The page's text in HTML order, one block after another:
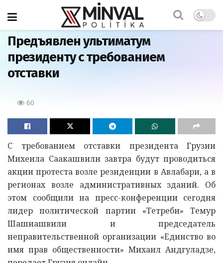
Главная
Предъявлен ультиматум
президенту с требованием
отставки
60
С требованием отставки президента Грузии
Михеила Саакашвили завтра будут проводиться
акции протеста возле резиденции в Авлабари, а в
регионах возле административных зданий. Об
этом сообщили на пресс-конференции сегодня
лидер политической партии «Тетреби» Темур
Шашиашвили и председатель
неправительственной организации «Единство во
имя прав общественности» Михаил Андгуладзе,